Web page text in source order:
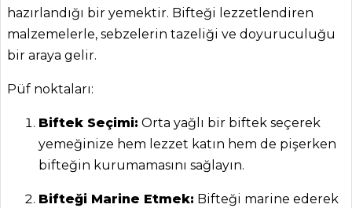
hazırlandığı bir yemektir. Bifteği lezzetlendiren
malzemelerle, sebzelerin tazeliği ve doyuruculuğu
bir araya gelir.
Püf noktaları:
Biftek Seçimi: Orta yağlı bir biftek seçerek
yemeğinize hem lezzet katın hem de pişerken
bifteğin kurumamasını sağlayın.
Bifteği Marine Etmek: Bifteği marine ederek